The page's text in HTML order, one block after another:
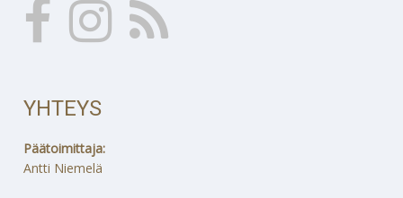
YHTEYS
Päätoimittaja:
Antti Niemelä